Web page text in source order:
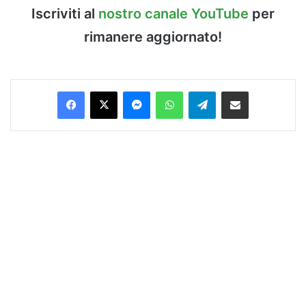
Iscriviti al nostro canale YouTube per
rimanere aggiornato!
Facebook
X MessengerWhatsAppTelegramCondividi via Email